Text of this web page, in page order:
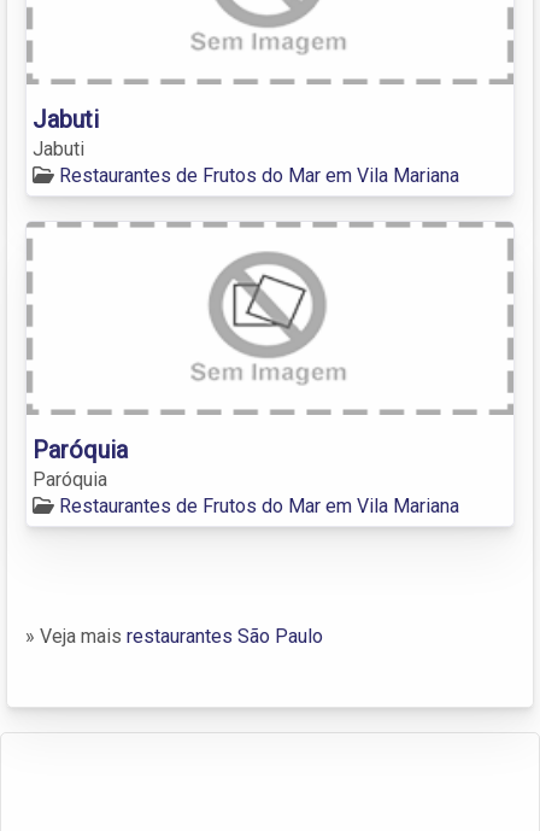
Jabuti
Jabuti
Restaurantes de Frutos do Mar em Vila Mariana
Paróquia
Paróquia
Restaurantes de Frutos do Mar em Vila Mariana
» Veja mais restaurantes São Paulo